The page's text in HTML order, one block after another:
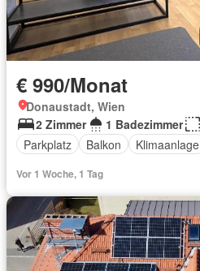
€ 990/Monat
Donaustadt, Wien
2 Zimmer
1 Badezimmer
Parkplatz
Balkon Klimaanlage
Vor 1 Woche, 1 Tag